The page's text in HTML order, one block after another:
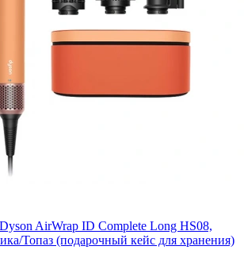
AirWrap ID Complete Long HS08,
Топаз (подарочный кейс для хранения)